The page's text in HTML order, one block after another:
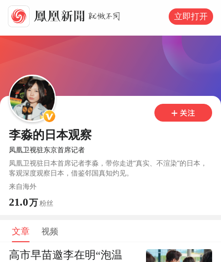
立即打开
李淼的日本观察
凤凰卫视驻东京首席记者
凤凰卫视驻日本首席记者李淼，带你走进“真实、不渲染”的日本，
客观深度观察日本，借鉴邻国真知灼见。
来自海外
21.0万粉丝
文章 视频
高市早苗邀李在明“泡温